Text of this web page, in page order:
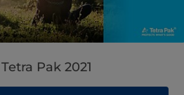
Pak 2021